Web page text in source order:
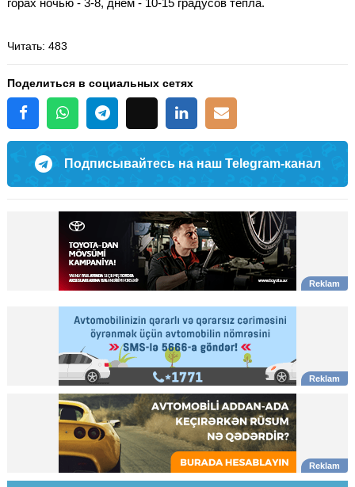
Читать: 483
Поделиться в социальных сетях
Подписывайтесь на наш Telegram-канал